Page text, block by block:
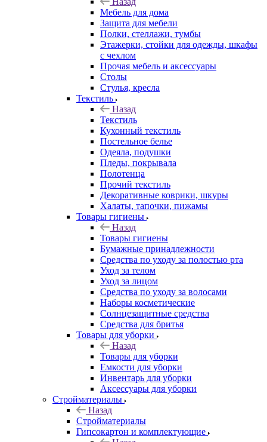
Мебель для дома
Защита для мебели
Полки, стеллажи, тумбы
Этажерки, стойки для одежды, шкафы
с чехлом
Прочая мебель и аксессуары
Столы
Стулья, кресла
Текстиль
Назад
Текстиль
Кухонный текстиль
Постельное белье
Одеяла, подушки
Пледы, покрывала
Полотенца
Прочий текстиль
Декоративные коврики, шкуры
Халаты, тапочки, пижамы
Товары гигиены
Назад
Товары гигиены
Бумажные принадлежности
Средства по уходу за полостью рта
Уход за телом
Уход за лицом
Средства по уходу за волосами
Наборы косметические
Солнцезащитные средства
Средства для бритья
Товары для уборки
Назад
Товары для уборки
Емкости для уборки
Инвентарь для уборки
Аксессуары для уборки
Стройматериалы
Назад
Стройматериалы
Гипсокартон и комплектующие